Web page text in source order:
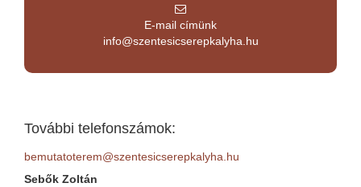
E-mail címünk
info@szentesicserepkalyha.hu
További telefonszámok:
bemutatoterem@szentesicserepkalyha.hu
Sebők Zoltán